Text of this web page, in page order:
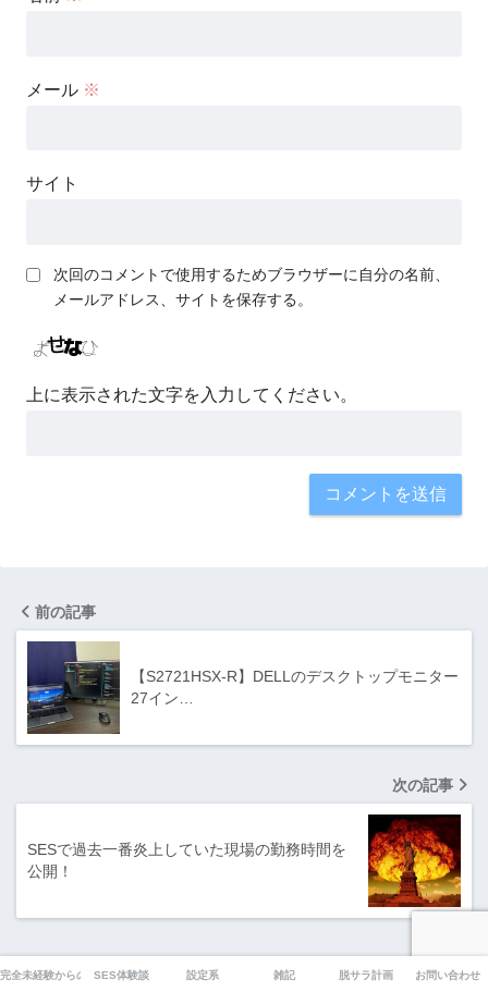
メール ※
サイト
次回のコメントで使用するためブラウザーに自分の名前、
メールアドレス、サイトを保存する。
上に表示された文字を入力してください。
前の記事
【S2721HSX-R】DELLのデスクトップモニター
27イン…
次の記事
SESで過去一番炎上していた現場の勤務時間を
公開！
完全未経験からのプログラミング
SES体験談 設定系 雑記 脱サラ計画 お問い合わせ